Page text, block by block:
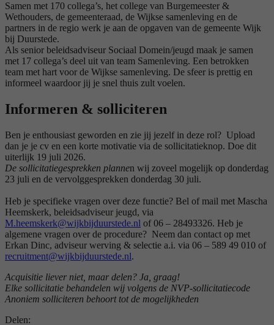
Samen met 170 collega’s, het college van Burgemeester &
Wethouders, de gemeenteraad, de Wijkse samenleving en de
partners in de regio werk je aan de opgaven van de gemeente Wijk
bij Duurstede.
Als senior beleidsadviseur Sociaal Domein/jeugd maak je samen
met 17 collega’s deel uit van team Samenleving. Een betrokken
team met hart voor de Wijkse samenleving. De sfeer is prettig en
informeel waardoor jij je snel thuis zult voelen.
Informeren & solliciteren
Ben je enthousiast geworden en zie jij jezelf in deze rol? Upload
dan je je cv en een korte motivatie via de sollicitatieknop. Doe dit
uiterlijk 19 juli 2026.
De sollicitatiegesprekken plannen wij zoveel mogelijk op donderdag
23 juli en de vervolggesprekken donderdag 30 juli.
Heb je specifieke vragen over deze functie? Bel of mail met Mascha
Heemskerk, beleidsadviseur jeugd, via
M.heemskerk@wijkbijduurstede.nl of 06 – 28493326. Heb je
algemene vragen over de procedure? Neem dan contact op met
Erkan Dinc, adviseur werving & selectie a.i. via 06 – 589 49 010 of
recruitment@wijkbijduurstede.nl.
Acquisitie liever niet, maar delen? Ja, graag!
Elke sollicitatie behandelen wij volgens de NVP-sollicitatiecode
Anoniem solliciteren behoort tot de mogelijkheden
Delen: